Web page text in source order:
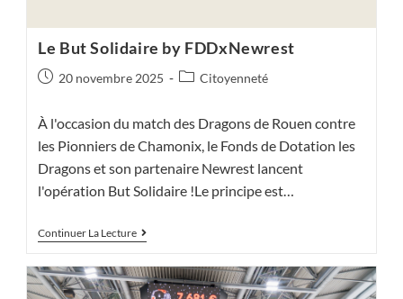
Le But Solidaire by FDDxNewrest
Publication
20 novembre 2025
PostCitoyenneté
À l'occasion du match des Dragons de Rouen contre
les Pionniers de Chamonix, le Fonds de Dotation les
Dragons et son partenaire Newrest lancent
l'opération But Solidaire !Le principe est…
Continuer La LectureLe
But
By
FDDxNewrest